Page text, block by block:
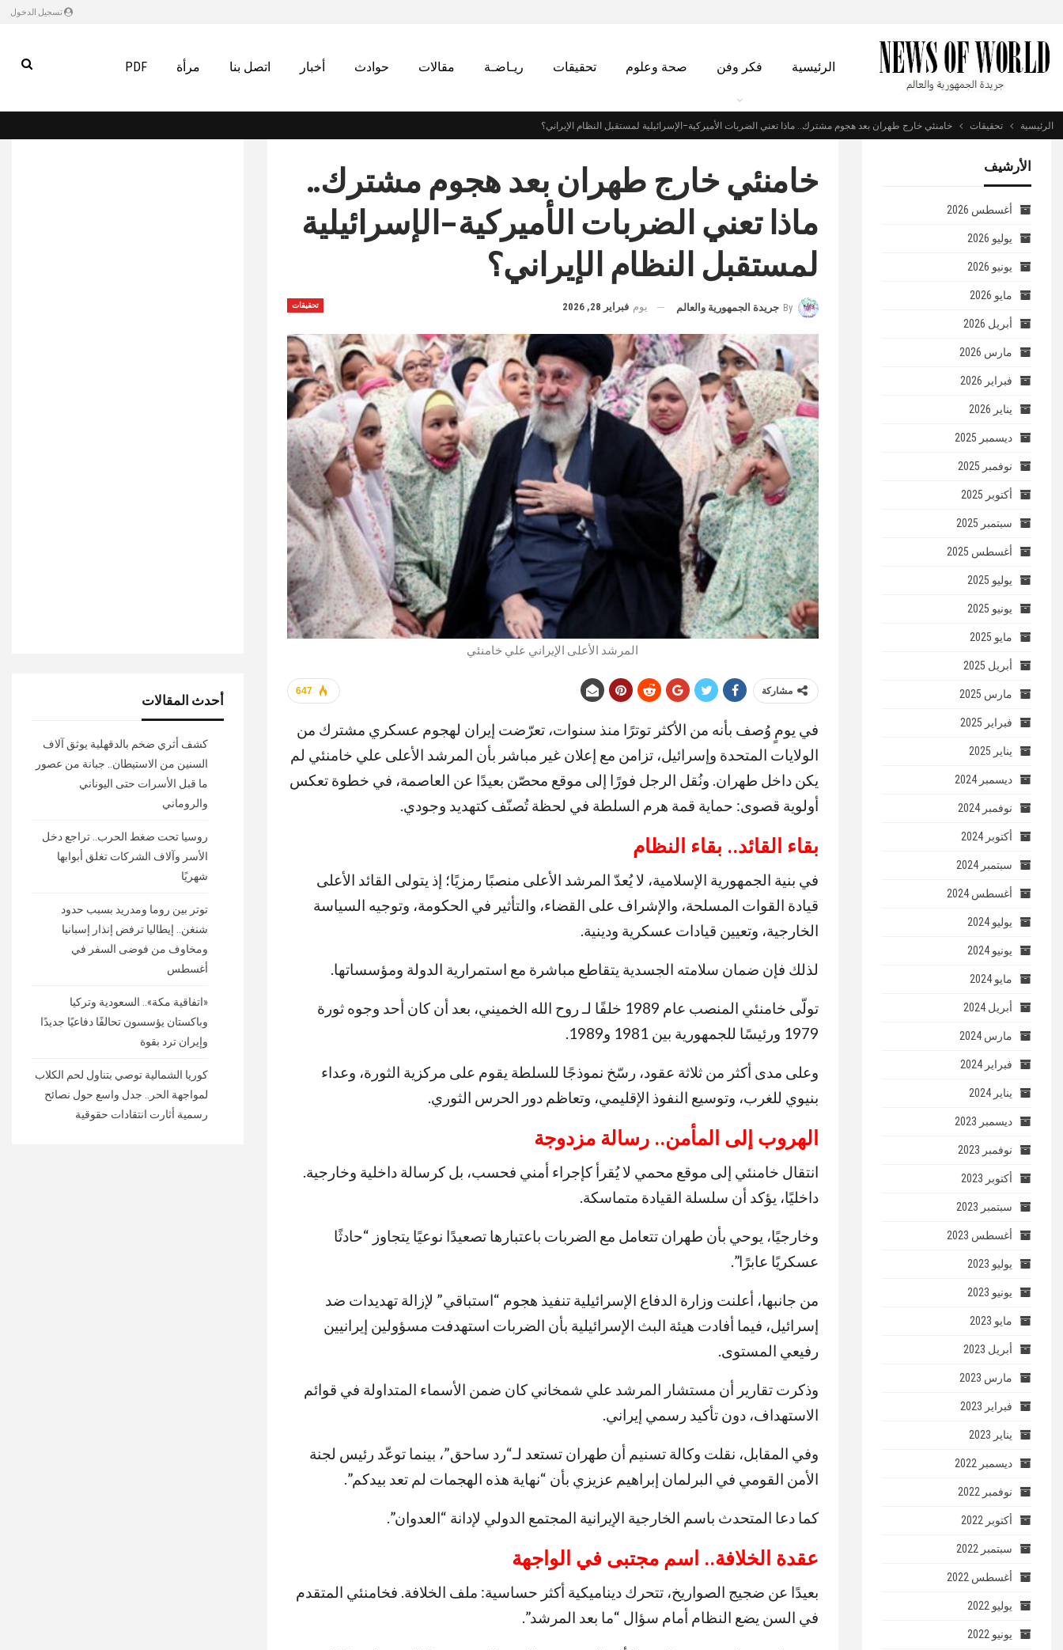
تسجيل الدخول
الرئيسية فكر وفن صحة وعلوم تحقيقات ريـاضـة مقالات حوادث أخبار اتصل بنا مرأة PDF
الرئيسية تحقيقات خامنئي خارج طهران بعد هجوم مشترك.. ماذا تعني الضربات الأميركية–الإسرائيلية لمستقبل النظام الإيراني؟
خامنئي خارج طهران بعد هجوم مشترك..
ماذا تعني الضربات الأميركية–الإسرائيلية
لمستقبل النظام الإيراني؟
تحقيقات By جريدة الجمهورية والعالم يوم فبراير 28, 2026
المرشد الأعلى الإيراني علي خامنئي
647 مشاركة
في يومٍ وُصف بأنه من الأكثر توترًا منذ سنوات، تعرّضت إيران لهجوم عسكري مشترك من
الولايات المتحدة وإسرائيل، تزامن مع إعلان غير مباشر بأن المرشد الأعلى علي خامنئي لم
يكن داخل طهران. ونُقل الرجل فورًا إلى موقع محصّن بعيدًا عن العاصمة، في خطوة تعكس
أولوية قصوى: حماية قمة هرم السلطة في لحظة تُصنّف كتهديد وجودي.
بقاء القائد.. بقاء النظام
في بنية الجمهورية الإسلامية، لا يُعدّ المرشد الأعلى منصبًا رمزيًا؛ إذ يتولى القائد الأعلى
قيادة القوات المسلحة، والإشراف على القضاء، والتأثير في الحكومة، وتوجيه السياسة
الخارجية، وتعيين قيادات عسكرية ودينية.
لذلك فإن ضمان سلامته الجسدية يتقاطع مباشرة مع استمرارية الدولة ومؤسساتها.
تولّى خامنئي المنصب عام 1989 خلفًا لـ روح الله الخميني، بعد أن كان أحد وجوه ثورة
1979 ورئيسًا للجمهورية بين 1981 و1989.
وعلى مدى أكثر من ثلاثة عقود، رسّخ نموذجًا للسلطة يقوم على مركزية الثورة، وعداء
بنيوي للغرب، وتوسيع النفوذ الإقليمي، وتعاظم دور الحرس الثوري.
الهروب إلى المأمن.. رسالة مزدوجة
انتقال خامنئي إلى موقع محمي لا يُقرأ كإجراء أمني فحسب، بل كرسالة داخلية وخارجية.
داخليًا، يؤكد أن سلسلة القيادة متماسكة.
وخارجيًا، يوحي بأن طهران تتعامل مع الضربات باعتبارها تصعيدًا نوعيًا يتجاوز “حادثًا
عسكريًا عابرًا”.
من جانبها، أعلنت وزارة الدفاع الإسرائيلية تنفيذ هجوم “استباقي” لإزالة تهديدات ضد
إسرائيل، فيما أفادت هيئة البث الإسرائيلية بأن الضربات استهدفت مسؤولين إيرانيين
رفيعي المستوى.
وذكرت تقارير أن مستشار المرشد علي شمخاني كان ضمن الأسماء المتداولة في قوائم
الاستهداف، دون تأكيد رسمي إيراني.
وفي المقابل، نقلت وكالة تسنيم أن طهران تستعد لـ“رد ساحق”، بينما توعّد رئيس لجنة
الأمن القومي في البرلمان إبراهيم عزيزي بأن “نهاية هذه الهجمات لم تعد بيدكم”.
كما دعا المتحدث باسم الخارجية الإيرانية المجتمع الدولي لإدانة “العدوان”.
عقدة الخلافة.. اسم مجتبى في الواجهة
بعيدًا عن ضجيج الصواريخ، تتحرك ديناميكية أكثر حساسية: ملف الخلافة. فخامنئي المتقدم
في السن يضع النظام أمام سؤال “ما بعد المرشد”.
أحدث المقالات
كشف أثري ضخم بالدقهلية يوثق آلاف
السنين من الاستيطان.. جبانة من عصور
ما قبل الأسرات حتى اليوناني
والروماني
روسيا تحت ضغط الحرب.. تراجع دخل
الأسر وآلاف الشركات تغلق أبوابها
شهريًا
توتر بين روما ومدريد بسبب حدود
شنغن.. إيطاليا ترفض إنذار إسبانيا
ومخاوف من فوضى السفر في
أغسطس
«اتفاقية مكة».. السعودية وتركيا
وباكستان يؤسسون تحالفًا دفاعيًا جديدًا
وإيران ترد بقوة
كوريا الشمالية توصي بتناول لحم الكلاب
لمواجهة الحر.. جدل واسع حول نصائح
رسمية أثارت انتقادات حقوقية
الأرشيف
أغسطس 2026
يوليو 2026
يونيو 2026
مايو 2026
أبريل 2026
مارس 2026
فبراير 2026
يناير 2026
ديسمبر 2025
نوفمبر 2025
أكتوبر 2025
سبتمبر 2025
أغسطس 2025
يوليو 2025
يونيو 2025
مايو 2025
أبريل 2025
مارس 2025
فبراير 2025
يناير 2025
ديسمبر 2024
نوفمبر 2024
أكتوبر 2024
سبتمبر 2024
أغسطس 2024
يوليو 2024
يونيو 2024
مايو 2024
أبريل 2024
مارس 2024
فبراير 2024
يناير 2024
ديسمبر 2023
نوفمبر 2023
أكتوبر 2023
سبتمبر 2023
أغسطس 2023
يوليو 2023
يونيو 2023
مايو 2023
أبريل 2023
مارس 2023
فبراير 2023
يناير 2023
ديسمبر 2022
نوفمبر 2022
أكتوبر 2022
سبتمبر 2022
أغسطس 2022
يوليو 2022
يونيو 2022